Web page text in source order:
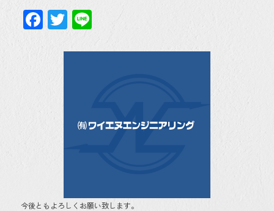
F
ac
T
wi
tt
Li
今後ともよろしくお願い致します。